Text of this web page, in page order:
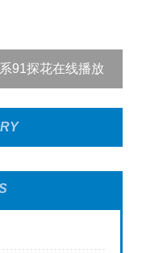
91探花在线播放